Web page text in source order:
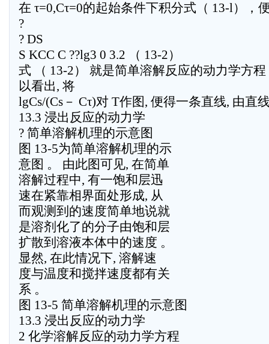
在 τ=0,Cτ=0的起始条件下积分式（ 13-l），
?
? DS
S KCC C ??lg3 0 3.2 （ 13-2）
式 （ 13-2） 就是简单溶解反应的动力学方
以看出, 将
lgCs/(Cs－ Cτ)对 T作图, 便得一条直线, 由直
13.3 浸出反应的动力学
? 简单溶解机理的示意图
图 13-5为简单溶解机理的示
意图 。 由此图可见, 在简单
溶解过程中, 有一饱和层迅
速在紧靠相界面处形成, 从
而观测到的速度简单地说就
是溶剂化了的分子由饱和层
扩散到溶液本体中的速度 。
显然, 在此情况下, 溶解速
度与温度和搅拌速度都有关
系 。
图 13-5 简单溶解机理的示意图
13.3 浸出反应的动力学
2 化学溶解反应的动力学方程